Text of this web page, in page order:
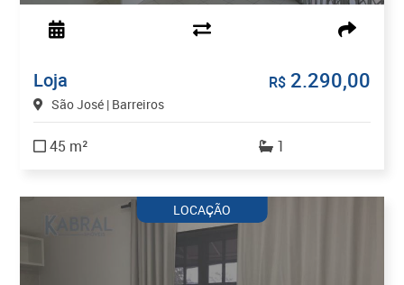
Loja
São José | Barreiros
R$2.290,00
45 m² 1
LOCAÇÃO